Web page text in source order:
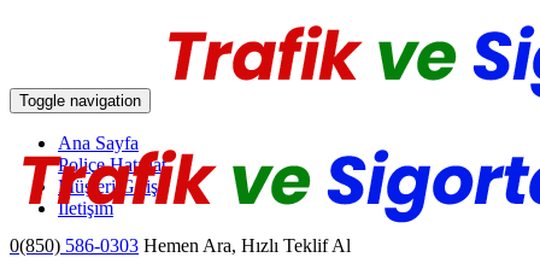
Toggle navigation
Ana Sayfa
Poliçe Hatırlat
Müşteri Girişi
İletişim
0(850) 586-0303 Hemen Ara, Hızlı Teklif Al